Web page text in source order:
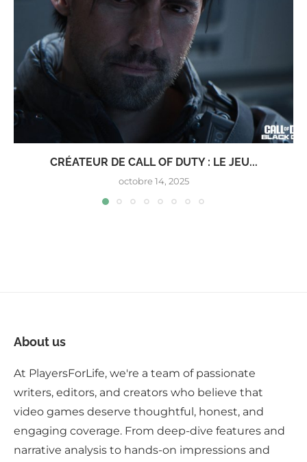
CRÉATEUR DE CALL OF DUTY : LE JEU...
octobre 14, 2025
About us
At PlayersForLife, we're a team of passionate
writers, editors, and creators who believe that
video games deserve thoughtful, honest, and
engaging coverage. From deep-dive features and
narrative analysis to hands-on impressions and